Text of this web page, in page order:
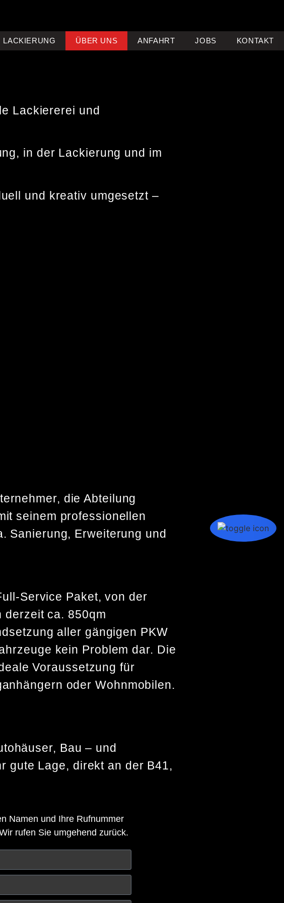
LACKIERUNG ÜBER UNS ANFAHRT JOBS KONTAKT
Lackiererei und
in der Lackierung und im
und kreativ umgesetzt –
die Abteilung
seinem professionellen
Sanierung, Erweiterung und
Service Paket, von der
derzeit ca. 850qm
aller gängigen PKW
kein Problem dar. Die
Voraussetzung für
oder Wohnmobilen.
Bau – und
gute Lage, direkt an der B41,
Namen und Ihre Rufnummer
rufen Sie umgehend zurück.